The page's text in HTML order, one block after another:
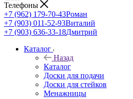
Телефоны
+7 (962) 179-70-43Роман
+7 (903) 011-52-93Виталий
+7 (903) 636-33-18Дмитрий
Каталог
Назад
Каталог
Доски для подачи
Доски для стейков
Менажницы